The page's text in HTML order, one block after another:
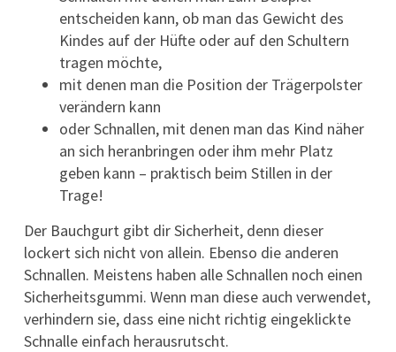
entscheiden kann, ob man das Gewicht des
Kindes auf der Hüfte oder auf den Schultern
tragen möchte,
mit denen man die Position der Trägerpolster
verändern kann
oder Schnallen, mit denen man das Kind näher
an sich heranbringen oder ihm mehr Platz
geben kann – praktisch beim Stillen in der
Trage!
Der Bauchgurt gibt dir Sicherheit, denn dieser
lockert sich nicht von allein. Ebenso die anderen
Schnallen. Meistens haben alle Schnallen noch einen
Sicherheitsgummi. Wenn man diese auch verwendet,
verhindern sie, dass eine nicht richtig eingeklickte
Schnalle einfach herausrutscht.